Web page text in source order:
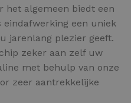
het algemeen biedt een
eindafwerking een uniek
jarenlang plezier geeft.
zeker aan zelf uw
met behulp van onze
zeer aantrekkelijke